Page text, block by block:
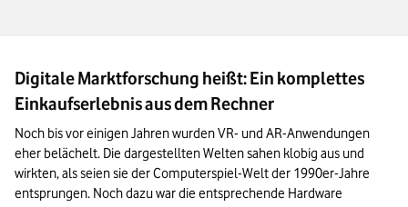
Digitale Marktforschung heißt: Ein komplettes
Einkaufserlebnis aus dem Rechner
Noch bis vor einigen Jahren wurden VR- und AR-Anwendungen
eher belächelt. Die dargestellten Welten sahen klobig aus und
wirkten, als seien sie der Computerspiel-Welt der 1990er-Jahre
entsprungen. Noch dazu war die entsprechende Hardware